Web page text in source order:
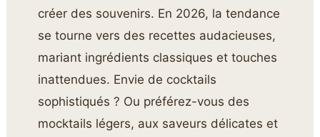
créer des souvenirs. En 2026, la tendance
se tourne vers des recettes audacieuses,
mariant ingrédients classiques et touches
inattendues. Envie de cocktails
sophistiqués ? Ou préférez-vous des
mocktails légers, aux saveurs délicates et